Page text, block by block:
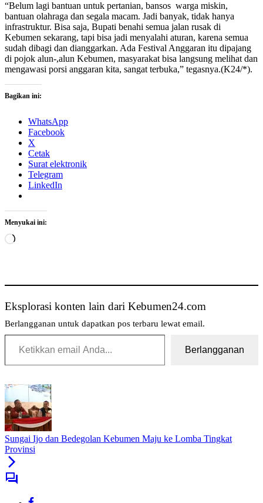
“Belum lagi bantuan untuk pertanian, bansos warga miskin,
bantuan olahraga dan segala macam. Jadi banyak, tidak hanya
infrastruktur. Bisa saja, Bupati benahi semua jalan rusak di
Kebumen sekarang, tapi bisa jadi menyalahi aturan, karena semua
sudah dibagi dan dianggarkan. Ada Festival Anggaran itu dipajang
di pojok alun-,alun Kebumen, masyarakat bisa langsung melihat dan
mengawasi porsi anggaran kita, sangat terbuka,” tegasnya.(K24/*).
Bagikan ini:
WhatsApp
Facebook
X
Cetak
Surat elektronik
Telegram
LinkedIn
Menyukai ini:
Memuat...
Eksplorasi konten lain dari Kebumen24.com
Berlangganan untuk dapatkan pos terbaru lewat email.
Ketikkan email Anda...
Berlangganan
Sungai Ijo dan Bedegolan Kebumen Maju ke Lomba Tingkat
Provinsi